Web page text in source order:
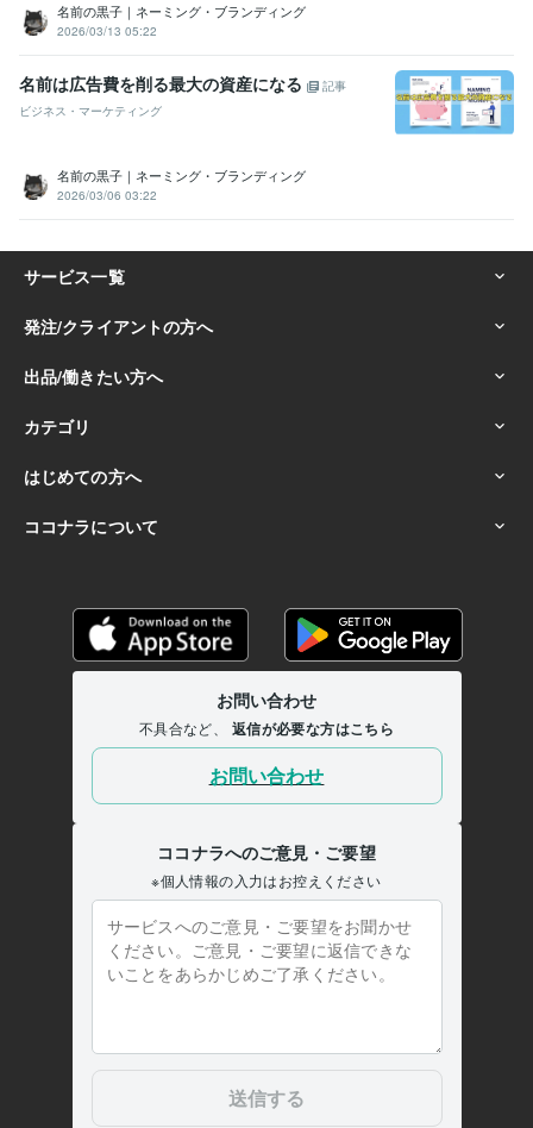
名前の黒子｜ネーミング・ブランディング
2026/03/13 05:22
名前は広告費を削る最大の資産になる
記事
ビジネス・マーケティング
名前の黒子｜ネーミング・ブランディング
2026/03/06 03:22